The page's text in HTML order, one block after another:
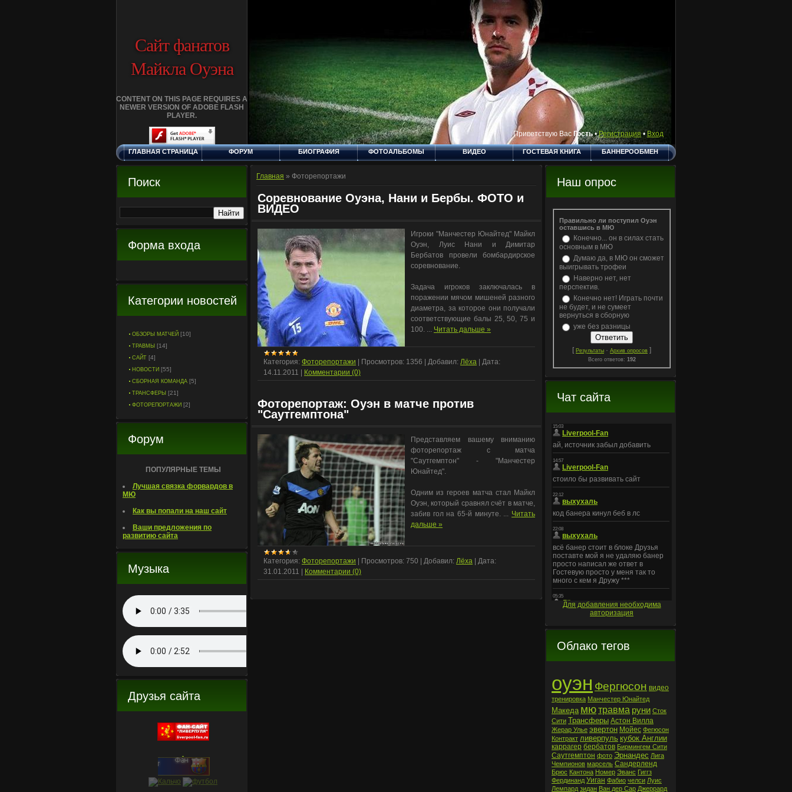
Сайт фанатов
Майкла Оуэна
CONTENT ON THIS PAGE REQUIRES A
NEWER VERSION OF ADOBE FLASH
PLAYER.
ПЯТНИЦА, 7.8.2026
Приветствую Вас Гость•Регистрация• Вход
ГЛАВНАЯ СТРАНИЦА ФОРУМ БИОГРАФИЯ ФОТОАЛЬБОМЫ ВИДЕО ГОСТЕВАЯ КНИГА БАННЕРООБМЕН
ОБРАТНАЯ СВЯЗЬ LIVERPOOL ДОСКА ОБЪЯВЛЕНИЙ БЛОГ
ОНЛАЙН ИГРЫ РЕАЛ
Поиск
Форма входа
Категории новостей
ОБЗОРЫ МАТЧЕЙ [10]
ТРАВМЫ [14]
САЙТ [4]
НОВОСТИ [55]
СБОРНАЯ КОМАНДА [5]
ТРАНСФЕРЫ [21]
ФОТОРЕПОРТАЖИ [2]
Форум
ПОПУЛЯРНЫЕ ТЕМЫ
Лучшая связка форвардов в
МЮ
Как вы попали на наш сайт
Ваши предложения по
развитию сайта
Музыка
Друзья сайта
Наш опрос
Правильно ли поступил Оуэн
оставшись в МЮ
Конечно... он в силах стать
основным в МЮ
Думаю да, в МЮ он сможет
выигрывать трофеи
Наверно нет, нет
перспектив.
Конечно нет! Играть почти
не будет, и не сумеет
вернуться в сборную
уже без разницы
[ Результаты · Архив опросов ]
Всего ответов: 192
Чат сайта
Для добавления необходима
авторизация
Облако тегов
оуэн Фергюсон видео
тренировка Манчестер Юнайтед
Македа мютравма руни Сток
Сити Трансферы Астон Вилла
Жерар Улье эвертон Мойес Фегюсон
Контракт ливерпуль кубок Англии
каррагер бербатов Бирмингем Сити
Саутгемптон фото Эрнандес Лига
Чемпионов марсель Сандерленд
Брюс Кантона Номер Эванс Гиггз
Фердинанд Уиган Фабио челси Луис
Лемпард зидан Ван дер Сар Джеррард
Главная » Фоторепортажи
Соревнование Оуэна, Нани и Бербы. ФОТО и
ВИДЕО
Игроки "Манчестер Юнайтед" Майкл
Оуэн, Луис Нани и Димитар
Бербатов провели бомбардирское
соревнование.
Задача игроков заключалась в
поражении мячом мишеней разного
диаметра, за которое они получали
соответствующие балы 25, 50, 75 и
100. ... Читать дальше »
Категория: Фоторепортажи Просмотров: 1356 Добавил: Лёха
Дата:
14.11.2011
Комментарии (0)
Фоторепортаж: Оуэн в матче против
"Саутгемптона"
Представляем вашему вниманию
фоторепортаж с матча
"Саутгемптон" - "Манчестер
Юнайтед".
Одним из героев матча стал Майкл
Оуэн, который сравнял счёт в матче,
забив гол на 65-й минуте. ... Читать
дальше »
Категория: Фоторепортажи | Просмотров: 750 | Добавил: Лёха | Дата:
31.01.2011 | Комментарии (0)